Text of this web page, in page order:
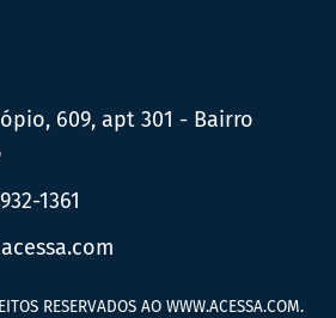
609, apt 301 - Bairro
1361
RESERVADOS AO WWW.ACESSA.COM.